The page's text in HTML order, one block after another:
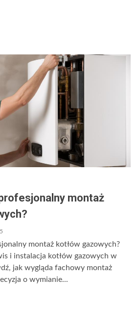
montaż
montaż kotłów gazowych?
i instalacja kotłów gazowych w
jak wygląda fachowy montaż
o wymianie...